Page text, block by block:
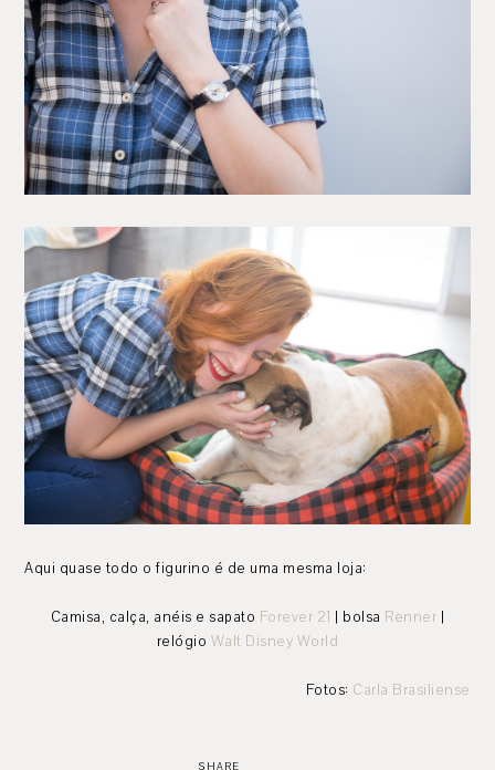
Aqui quase todo o figurino é de uma mesma loja:
Camisa, calça, anéis e sapato Forever 21 | bolsa Renner |
relógio Walt Disney World
Fotos: Carla Brasiliense
SHARE